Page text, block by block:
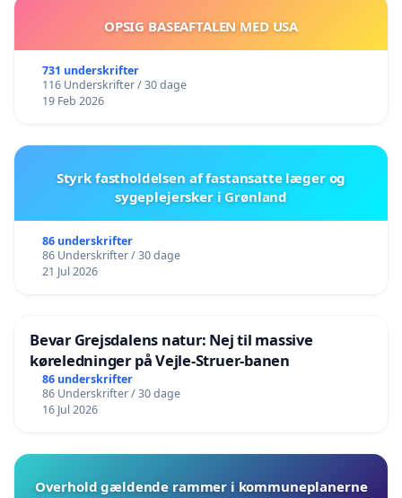
OPSIG BASEAFTALEN MED USA
731 underskrifter
116 Underskrifter / 30 dage
19 Feb 2026
Styrk fastholdelsen af fastansatte læger og
sygeplejersker i Grønland
86 underskrifter
86 Underskrifter / 30 dage
21 Jul 2026
Bevar Grejsdalens natur: Nej til massive
køreledninger på Vejle-Struer-banen
86 underskrifter
86 Underskrifter / 30 dage
16 Jul 2026
Overhold gældende rammer i kommuneplanerne